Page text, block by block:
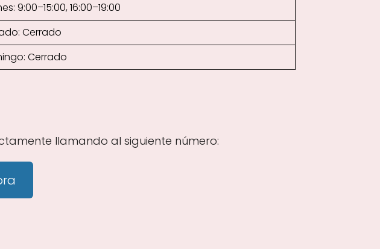
9:00–15:00, 16:00–19:00
Cerrado
Cerrado
llamando al siguiente número: